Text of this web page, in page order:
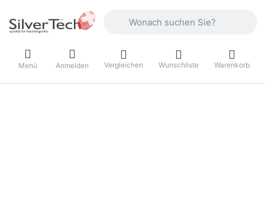
Menü Anmelden Vergleichen Wunschliste Warenkorb